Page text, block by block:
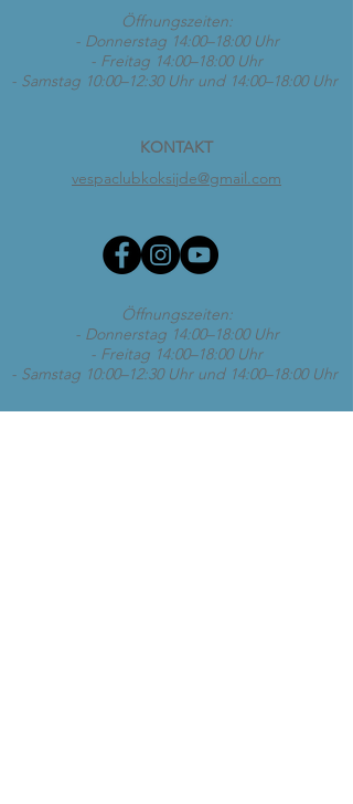
Öffnungszeiten:
- Donnerstag 14:00–18:00 Uhr
- Freitag 14:00–18:00 Uhr
- Samstag 10:00–12:30 Uhr und 14:00–18:00 Uhr
KONTAKT
vespaclubkoksijde@gmail.com
Öffnungszeiten:
- Donnerstag 14:00–18:00 Uhr
- Freitag 14:00–18:00 Uhr
- Samstag 10:00–12:30 Uhr und 14:00–18:00 Uhr